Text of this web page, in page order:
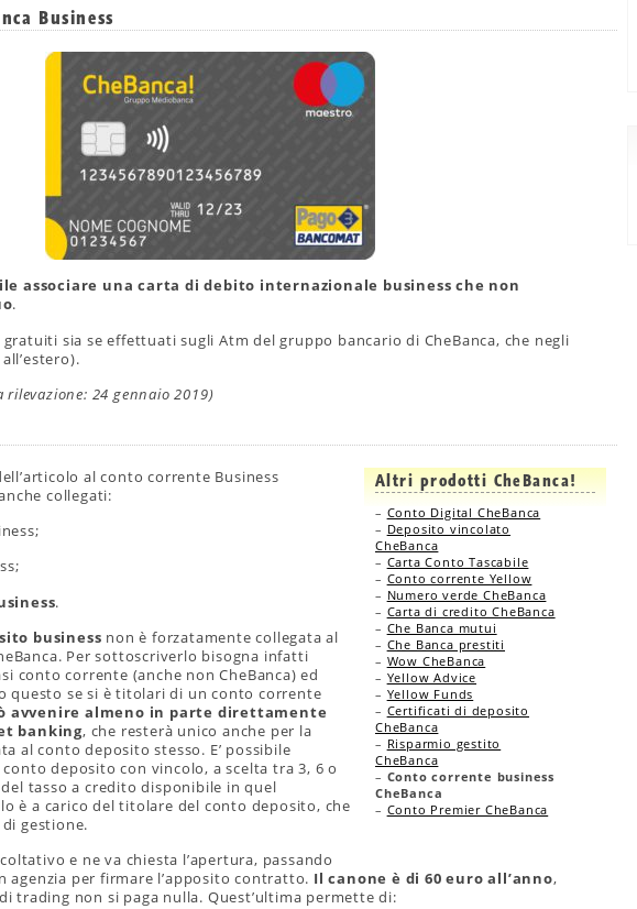
Business
associare una carta di debito internazionale business che non
.
sia se effettuati sugli Atm del gruppo bancario di CheBanca, che negli
rilevazione: 24 gennaio 2019)
Altri prodotti CheBanca!
– Conto Digital CheBanca
– Deposito vincolato
CheBanca
– Carta Conto Tascabile
– Conto corrente Yellow
– Numero verde CheBanca
– Carta di credito CheBanca
– Che Banca mutui
– Che Banca prestiti
– Wow CheBanca
– Yellow Advice
– Yellow Funds
– Certificati di deposito
CheBanca
– Risparmio gestito
CheBanca
– Conto corrente business
CheBanca
– Conto Premier CheBanca
al conto corrente Business
collegati:
.
business non è forzatamente collegata al
Per sottoscriverlo bisogna infatti
conto corrente (anche non CheBanca) ed
questo se si è titolari di un conto corrente
avvenire almeno in parte direttamente
banking, che resterà unico anche per la
al conto deposito stesso. E’ possibile
deposito con vincolo, a scelta tra 3, 6 o
del tasso a credito disponibile in quel
è a carico del titolare del conto deposito, che
gestione.
e ne va chiesta l’apertura, passando
agenzia per firmare l’apposito contratto. Il canone è di 60 euro all’anno,
trading non si paga nulla. Quest’ultima permette di: